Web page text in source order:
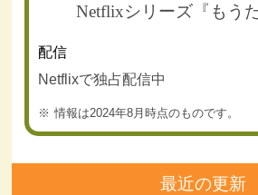
Netflixシリーズ『もう
配信
Netflixで独占配信中
情報は2024年8月時点のものです。
最近の更新